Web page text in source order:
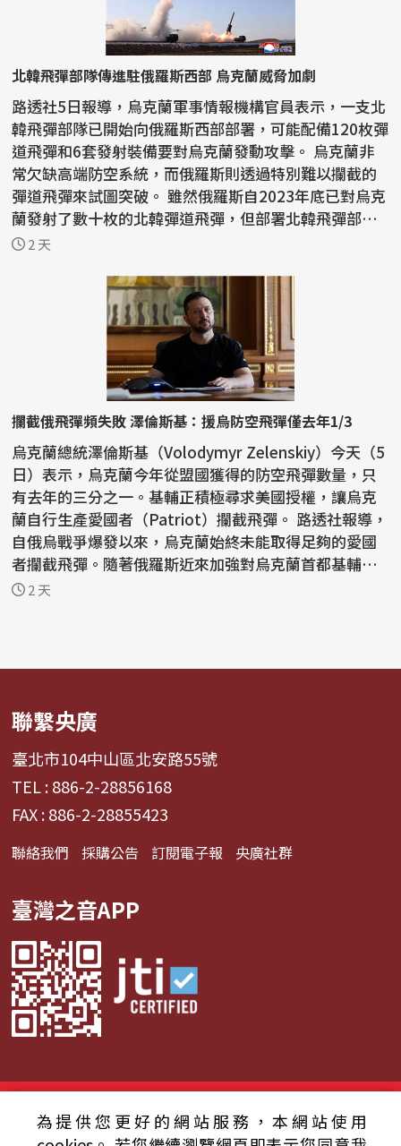
北韓飛彈部隊傳進駐俄羅斯西部 烏克蘭威脅加劇
路透社5日報導，烏克蘭軍事情報機構官員表示，一支北
韓飛彈部隊已開始向俄羅斯西部部署，可能配備120枚彈
道飛彈和6套發射裝備要對烏克蘭發動攻擊。 烏克蘭非
常欠缺高端防空系統，而俄羅斯則透過特別難以攔截的
彈道飛彈來試圖突破。 雖然俄羅斯自2023年底已對烏克
蘭發射了數十枚的北韓彈道飛彈，但部署北韓飛彈部
隊...2 天
攔截俄飛彈頻失敗 澤倫斯基：援烏防空飛彈僅去年1/3
烏克蘭總統澤倫斯基（Volodymyr Zelenskiy）今天（5
日）表示，烏克蘭今年從盟國獲得的防空飛彈數量，只
有去年的三分之一。基輔正積極尋求美國授權，讓烏克
蘭自行生產愛國者（Patriot）攔截飛彈。 路透社報導，
自俄烏戰爭爆發以來，烏克蘭始終未能取得足夠的愛國
者攔截飛彈。隨著俄羅斯近來加強對烏克蘭首都基輔和
南部...
2 天
聯繫央廣
臺北市104中山區北安路55號
TEL : 886-2-28856168
FAX : 886-2-28855423
聯絡我們 採購公告 訂閱電子報 央廣社群
臺灣之音APP
© 2024財團法人中央廣播電臺 版權所有
為提供您更好的網站服務，本網站使用